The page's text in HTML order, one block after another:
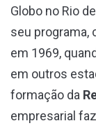
Globo no Rio
seu programa,
em 1969,
em outros
formação da
empresarial